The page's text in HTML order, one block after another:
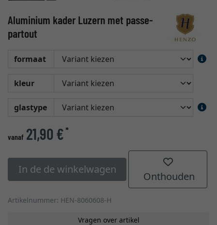
Aluminium kader Luzern met passe-
partout
formaat
kleur
glastype
vanaf 21,90 €*
In de de winkelwagen
Onthouden
Artikelnummer: HEN-8060608-H
Vragen over artikel